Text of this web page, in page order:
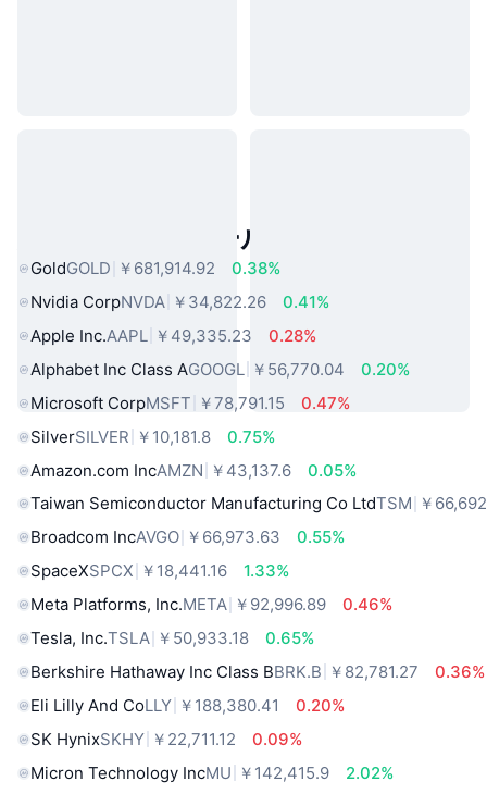
人気のリアルワールドアセット
GoldGOLD ￥681,914.92
0.38%
Nvidia CorpNVDA ￥34,822.26
0.41%
Apple Inc.AAPL ￥49,335.23
0.28%
Alphabet Inc Class AGOOGL ￥56,770.04
0.20%
Microsoft CorpMSFT ￥78,791.15
0.47%
SilverSILVER ￥10,181.8
0.75%
Amazon.com IncAMZN ￥43,137.6
0.05%
Taiwan Semiconductor Manufacturing Co LtdTSM ￥
Broadcom IncAVGO ￥66,973.63
0.55%
SpaceXSPCX ￥18,441.16
1.33%
Meta Platforms, Inc.META ￥92,996.89
0.46%
Tesla, Inc.TSLA ￥50,933.18
0.65%
Berkshire Hathaway Inc Class BBRK.B ￥82,781.27
0.36%
Eli Lilly And CoLLY ￥188,380.41
0.20%
SK HynixSKHY ￥22,711.12
0.09%
Micron Technology IncMU ￥142,415.9
2.02%